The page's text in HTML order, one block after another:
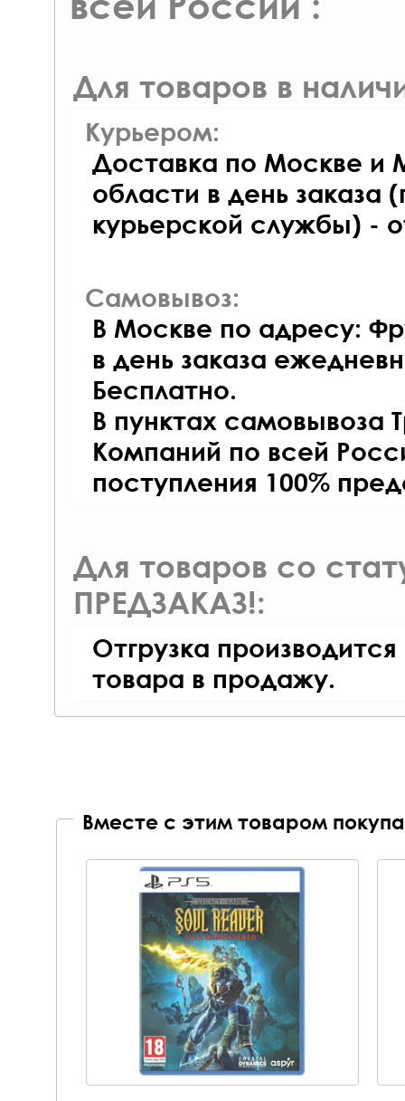
Для товаров в
Курьером:
Доставка по Москве и
области в день заказа
курьерской службы) -
Самовывоз:
В Москве по адресу:
в день заказа
Бесплатно.
В пунктах самовывоза
Компаний по всей
поступления 100%
Для товаров со
ПРЕДЗАКАЗ!:
Отгрузка
товара в продажу.
Вместе с этим товаром